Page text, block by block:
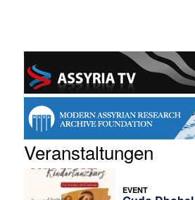
Veranstaltungen
EVENT